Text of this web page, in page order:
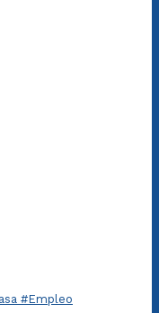
#Empleo